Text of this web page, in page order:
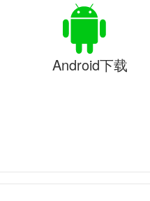
Android下载